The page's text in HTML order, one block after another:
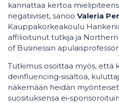
kannattaa kertoa
negatiiviset, sanoo Valeria
Kauppakorkeakoulu
affilioitunut tutkija ja
of Businessin
Tutkimus osoittaa myös, että
deinfluencing‑sisältöä,
näkemään heidän
suosituksensa